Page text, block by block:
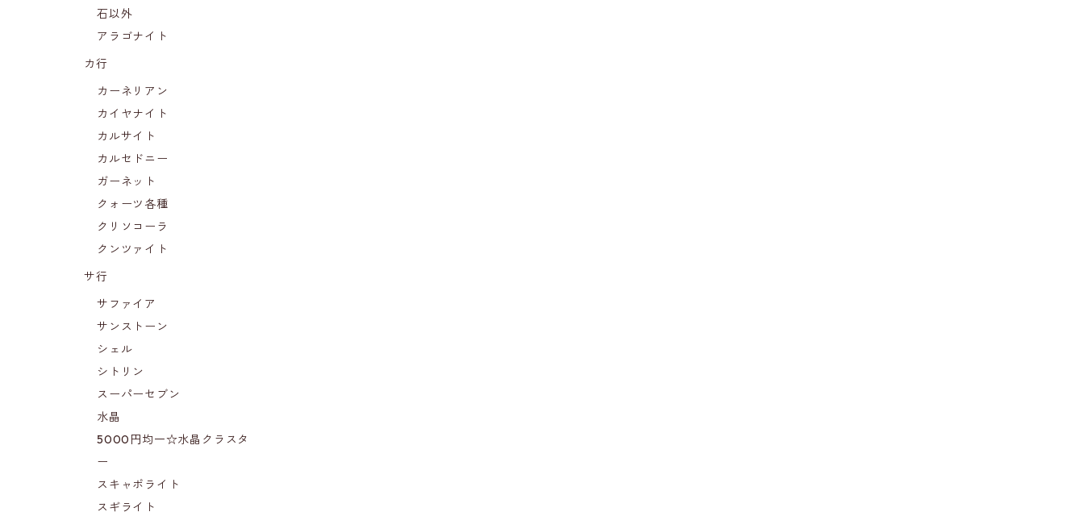
石以外
アラゴナイト
カ行
カーネリアン
カイヤナイト
カルサイト
カルセドニー
ガーネット
クォーツ各種
クリソコーラ
クンツァイト
サ行
サファイア
サンストーン
シェル
シトリン
スーパーセブン
水晶
5000円均一☆水晶クラスタ
ー
スキャポライト
スギライト